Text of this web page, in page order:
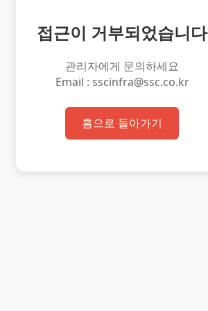
접근이 거부되었습니다
관리자에게 문의하세요
Email : sscinfra@ssc.co.kr
홈으로 돌아가기